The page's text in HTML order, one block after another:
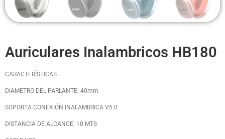
Amplificadores
Cables
Aros de luz
Repuestos
Auriculares Inalambricos HB180
CARACTERÍSTICAS
DIAMETRO DEL PARLANTE: 40mm
SOPORTA CONEXIÓN INALAMBRICA V5.0
DISTANCIA DE ALCANCE: 10 MTS